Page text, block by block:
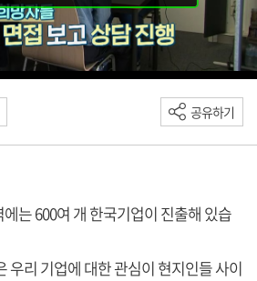
공유하기
는 600여 개 한국기업이 진출해 있습
우리 기업에 대한 관심이 현지인들 사이